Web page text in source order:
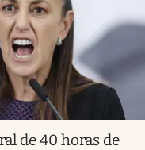
de 40 horas de